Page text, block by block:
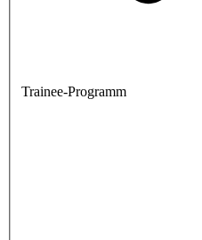
Trainee-Programm